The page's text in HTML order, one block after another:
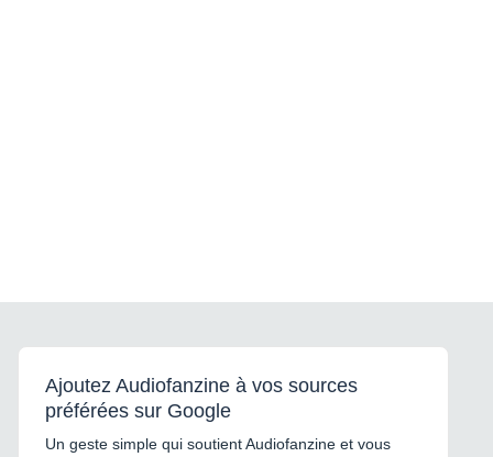
Ajoutez Audiofanzine à vos sources
préférées sur Google
Un geste simple qui soutient Audiofanzine et vous